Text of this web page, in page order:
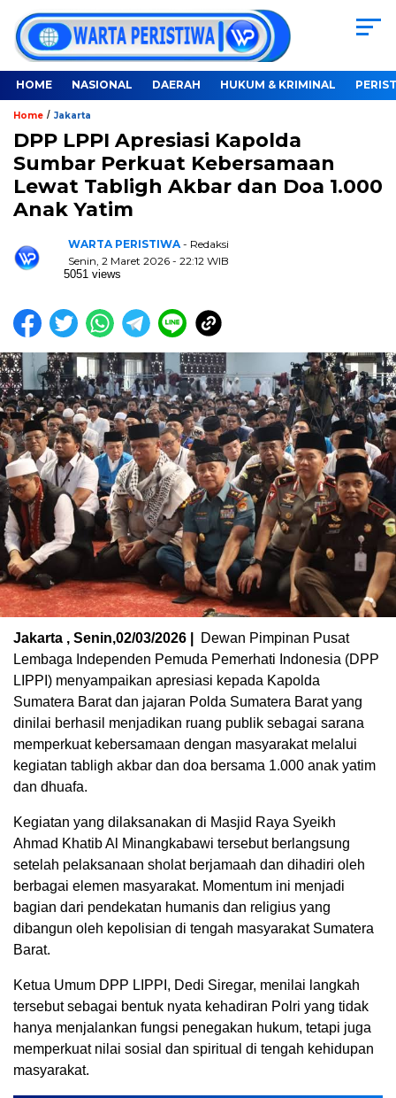
HOME NASIONAL DAERAH HUKUM & KRIMINAL
Home / Jakarta
DPP LPPI Apresiasi Kapolda
Sumbar Perkuat Kebersamaan
Lewat Tabligh Akbar dan Doa 1.000
Anak Yatim
WARTA PERISTIWA - Redaksi
Senin, 2 Maret 2026 - 22:12 WIB
5051 views
Jakarta , Senin,02/03/2026 |
Dewan Pimpinan Pusat
Lembaga Independen Pemuda Pemerhati Indonesia (DPP
LIPPI) menyampaikan apresiasi kepada Kapolda
Sumatera Barat dan jajaran Polda Sumatera Barat yang
dinilai berhasil menjadikan ruang publik sebagai sarana
memperkuat kebersamaan dengan masyarakat melalui
kegiatan tabligh akbar dan doa bersama 1.000 anak yatim
dan dhuafa.
Kegiatan yang dilaksanakan di Masjid Raya Syeikh
Ahmad Khatib Al Minangkabawi tersebut berlangsung
setelah pelaksanaan sholat berjamaah dan dihadiri oleh
berbagai elemen masyarakat. Momentum ini menjadi
bagian dari pendekatan humanis dan religius yang
dibangun oleh kepolisian di tengah masyarakat Sumatera
Barat.
Ketua Umum DPP LIPPI, Dedi Siregar, menilai langkah
tersebut sebagai bentuk nyata kehadiran Polri yang tidak
hanya menjalankan fungsi penegakan hukum, tetapi juga
memperkuat nilai sosial dan spiritual di tengah kehidupan
masyarakat.